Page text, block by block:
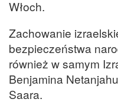
Włoch.
Zachowanie
bezpieczeństwa
również w samym
Benjamina
Saara.